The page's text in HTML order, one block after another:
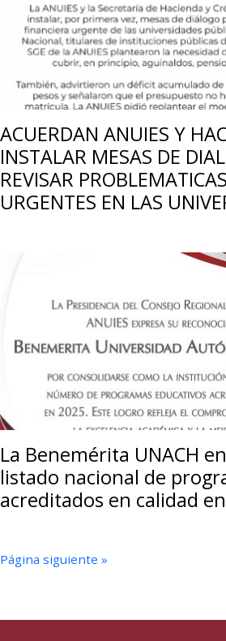
ACUERDAN ANUIES Y
INSTALAR MESAS DE
REVISAR
URGENTES EN LAS
La Benemérita UNACH
listado nacional de
acreditados en calidad
Página siguiente »